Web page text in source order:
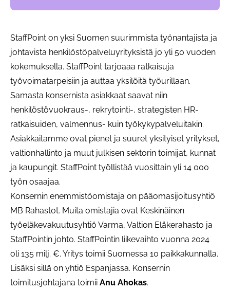
StaffPoint on yksi Suomen suurimmista työnantajista ja
johtavista henkilöstöpalveluyrityksistä jo yli 50 vuoden
kokemuksella. StaffPoint tarjoaaa ratkaisuja
työvoimatarpeisiin ja auttaa yksilöitä työurillaan.
Samasta konsernista asiakkaat saavat niin
henkilöstövuokraus-, rekrytointi-, strategisten HR-
ratkaisuiden, valmennus- kuin työkykypalveluitakin.
Asiakkaitamme ovat pienet ja suuret yksityiset yritykset,
valtionhallinto ja muut julkisen sektorin toimijat, kunnat
ja kaupungit. StaffPoint työllistää vuosittain yli 14 000
työn osaajaa.
Konsernin enemmistöomistaja on pääomasijoitusyhtiö
MB Rahastot. Muita omistajia ovat Keskinäinen
työeläkevakuutusyhtiö Varma, Valtion Eläkerahasto ja
StaffPointin johto. StaffPointin liikevaihto vuonna 2024
oli 135 milj. €. Yritys toimii Suomessa 10 paikkakunnalla.
Lisäksi sillä on yhtiö Espanjassa. Konsernin
toimitusjohtajana toimii Anu Ahokas.